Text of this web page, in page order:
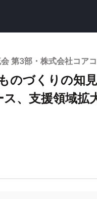
第3部・株式会社コア
のづくりの知
、支援領域拡